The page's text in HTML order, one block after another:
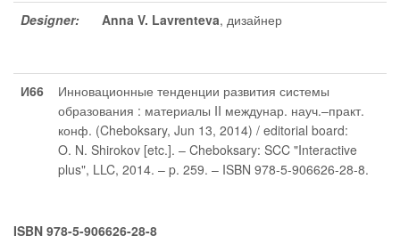
Designer:
Anna V. Lavrenteva, дизайнер
И66
Инновационные тенденции развития системы
образования : материалы II междунар. науч.–практ.
конф. (Cheboksary, Jun 13, 2014) / editorial board:
O. N. Shirokov [etc.]. – Cheboksary: SCC "Interactive
plus", LLC, 2014. – p. 259. – ISBN 978-5-906626-28-8.
ISBN 978-5-906626-28-8